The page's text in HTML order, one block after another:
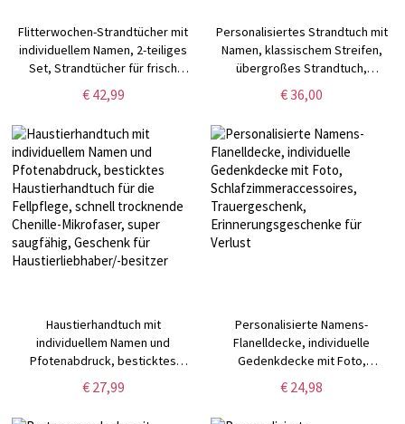
Flitterwochen-Strandtücher mit
individuellem Namen, 2-teiliges
Set, Strandtücher für frisch
verheiratete Mr. und Mrs-Paare,
Hochzeits-/Flitterwochen-/Jubiläumsgeschenk
€ 42,99
Personalisiertes Strandtuch mit
Namen, klassischem Streifen,
übergroßes Strandtuch,
Strandgeschenk, leichtes
Strandtuch, Urlaubsgeschenk,
€ 36,00
Haustierhandtuch mit
individuellem Namen und
Pfotenabdruck, besticktes
Haustierhandtuch für die
Fellpflege, schnell trocknende
€ 27,99
Personalisierte Namens-
Flanelldecke, individuelle
Gedenkdecke mit Foto,
Schlafzimmeraccessoires,
Trauergeschenk,
€ 24,98